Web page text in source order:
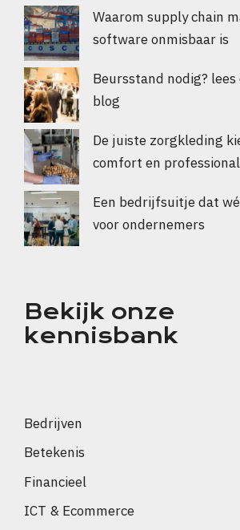
Waarom supply chain
software onmisbaar is
Beursstand nodig?
blog
De juiste zorgkleding
comfort en
Een bedrijfsuitje dat
voor ondernemers
Bekijk onze
kennisbank
Bedrijven
Betekenis
Financieel
ICT & Ecommerce